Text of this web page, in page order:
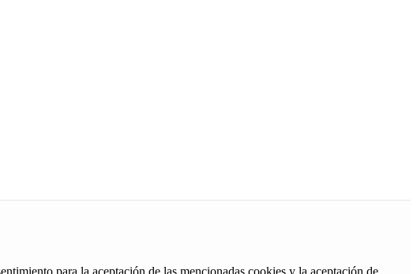
para la aceptación de las mencionadas cookies y la aceptación de